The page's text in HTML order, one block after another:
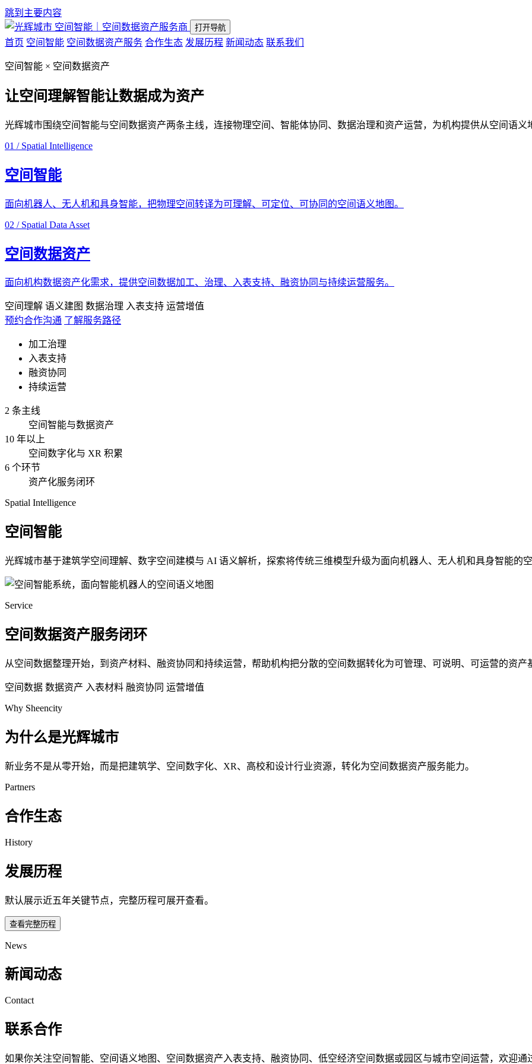
跳到主要内容
空间智能｜空间数据资产服务商
打开导航
首页 空间智能 空间数据资产服务 合作生态 发展历程 新闻动态 联系我们
空间智能 × 空间数据资产
让空间理解智能让数据成为资产
光辉城市围绕空间智能与空间数据资产两条主线，连接物理空间、智能体协同、数据治理和资产运营，为机构提供从空间语义
01 / Spatial Intelligence
空间智能
面向机器人、无人机和具身智能，把物理空间转译为可理解、可定位、可协同的空间语义地图。
02 / Spatial Data Asset
空间数据资产
面向机构数据资产化需求，提供空间数据加工、治理、入表支持、融资协同与持续运营服务。
空间理解 语义建图 数据治理 入表支持 运营增值
预约合作沟通 了解服务路径
加工治理
入表支持
融资协同
持续运营
2 条主线
空间智能与数据资产
10 年以上
空间数字化与 XR 积累
6 个环节
资产化服务闭环
Spatial Intelligence
空间智能
光辉城市基于建筑学空间理解、数字空间建模与 AI 语义解析，探索将传统三维模型升级为面向机器人、无人机和具身智能的空
Service
空间数据资产服务闭环
从空间数据整理开始，到资产材料、融资协同和持续运营，帮助机构把分散的空间数据转化为可管理、可说明、可运营的资产
空间数据 数据资产 入表材料 融资协同 运营增值
Why Sheencity
为什么是光辉城市
新业务不是从零开始，而是把建筑学、空间数字化、XR、高校和设计行业资源，转化为空间数据资产服务能力。
Partners
合作生态
History
发展历程
默认展示近五年关键节点，完整历程可展开查看。
查看完整历程
News
新闻动态
Contact
联系合作
如果你关注空间智能、空间语义地图、空间数据资产入表支持、融资协同、低空经济空间数据或园区与城市空间运营，欢迎通